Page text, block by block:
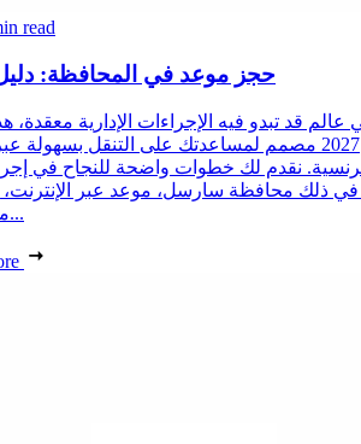
read
حجز موعد في المحافظة: دليل
عالم قد تبدو فيه الإجراءات الإدارية معقدة،
2027 مصمم لمساعدتك على التنقل بسهولة
نقدم لك خطوات واضحة للنجاح في
في ذلك محافظة سارسل، موعد عبر الإنترنت،
مستندات رسمية...